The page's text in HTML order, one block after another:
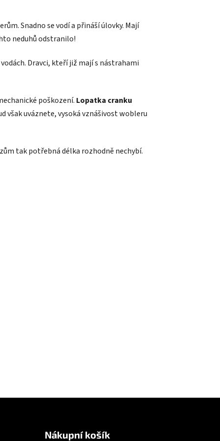
Snadno se vodí a přináší úlovky. Mají
neduhů odstranilo!
Dravci, kteří již mají s nástrahami
poškození. Lopatka cranku
však uváznete, vysoká vznášivost wobleru
tak potřebná délka rozhodně nechybí.
Nákupní košík